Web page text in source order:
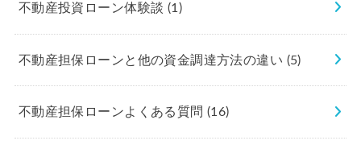
不動産投資ローン体験談 (1)
不動産担保ローンと他の資金調達方法の違い (5)
不動産担保ローンよくある質問(16)